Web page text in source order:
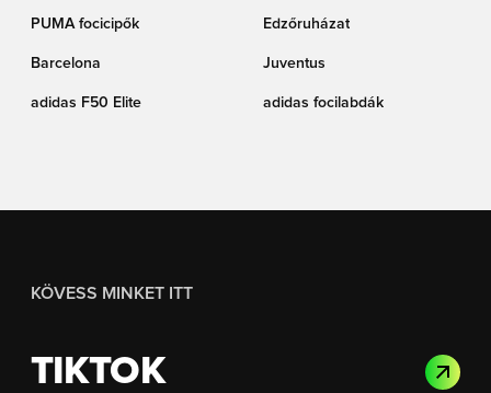
PUMA focicipők Edzőruházat
Barcelona Juventus
adidas F50 Elite adidas focilabdák
KÖVESS MINKET ITT
TIKTOK